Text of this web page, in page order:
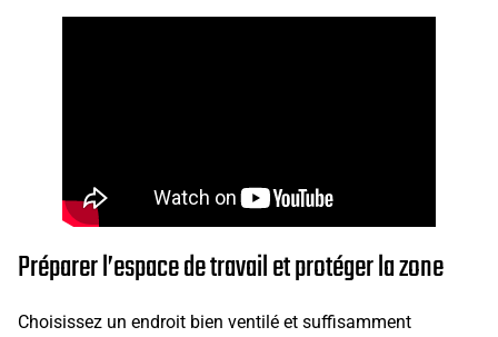
Préparer l’espace de travail et protéger la zone
Choisissez un endroit bien ventilé et suffisamment